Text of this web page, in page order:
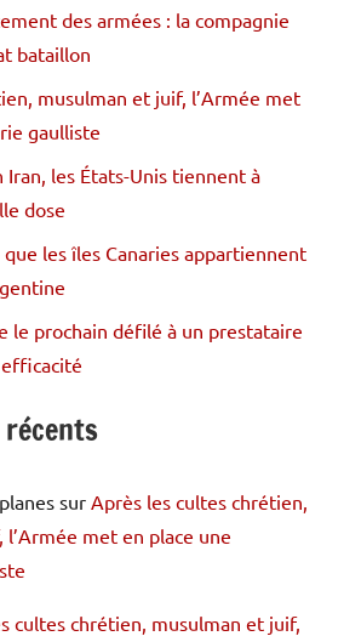
des armées : la compagnie
bataillon
musulman et juif, l’Armée met
gaulliste
Iran, les États-Unis tiennent à
dose
les îles Canaries appartiennent
le prochain défilé à un prestataire
récents
sur Après les cultes chrétien,
met en place une
cultes chrétien, musulman et juif,